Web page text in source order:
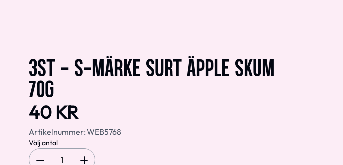
3ST - S-MÄRKE SURT ÄPPLE SKUM
70G
40 KR
Artikelnummer: WEB5768
Välj antal
1